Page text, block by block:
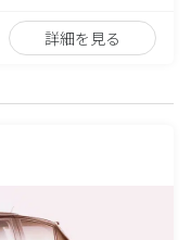
詳細を見る